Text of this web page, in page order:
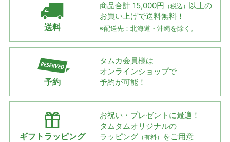
送料
商品合計 15,000円 （税込） 以上の
お買い上げで送料無料！
※配送先：北海道・沖縄を除く。
予約
タムカ会員様は
オンラインショップで
予約が可能！
ギフトラッピング
お祝い・プレゼントに最適！
タムタムオリジナルの
ラッピング （有料） をご用意